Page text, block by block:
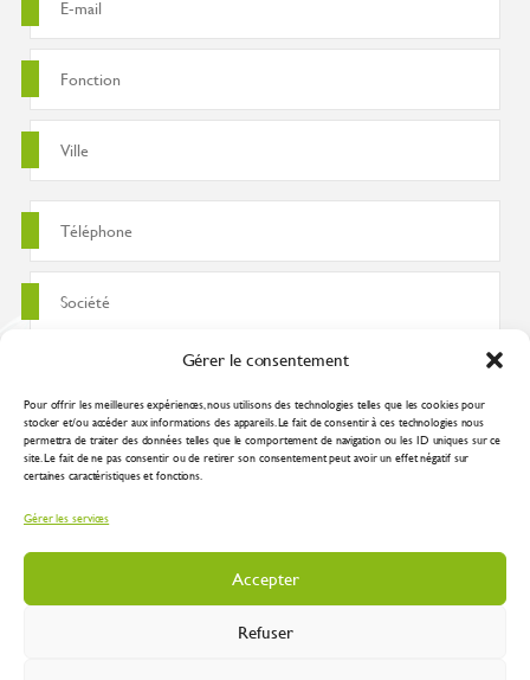
Gérer le consentement
Pour offrir les meilleures expériences, nous utilisons des technologies telles que les cookies pour
stocker et/ou accéder aux informations des appareils. Le fait de consentir à ces technologies nous
permettra de traiter des données telles que le comportement de navigation ou les ID uniques sur ce
site. Le fait de ne pas consentir ou de retirer son consentement peut avoir un effet négatif sur
certaines caractéristiques et fonctions.
Gérer les services
Accepter
Refuser
J'accepte que ces données soient utilisées pour traiter ma demande